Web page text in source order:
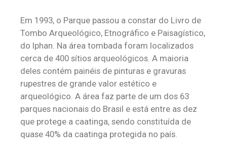
Em 1993, o Parque passou a constar do Livro de
Tombo Arqueológico, Etnográfico e Paisagístico,
do Iphan. Na área tombada foram localizados
cerca de 400 sítios arqueológicos. A maioria
deles contém painéis de pinturas e gravuras
rupestres de grande valor estético e
arqueológico. A área faz parte de um dos 63
parques nacionais do Brasil e está entre as dez
que protege a caatinga, sendo constituída de
quase 40% da caatinga protegida no país.